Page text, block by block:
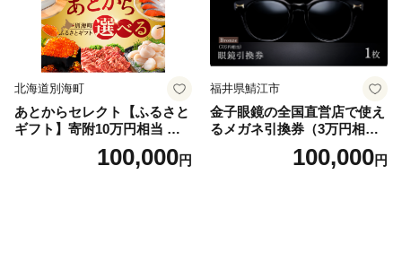
北海道別海町
あとからセレクト【ふるさと
ギフト】寄附10万円相当 あ
とから選べる！ ギフト いく
ら ほたて 海鮮 牛肉 別海町
100,000円
福井県鯖江市
金子眼鏡の全国直営店で使え
るメガネ引換券（3万円相
100,000円